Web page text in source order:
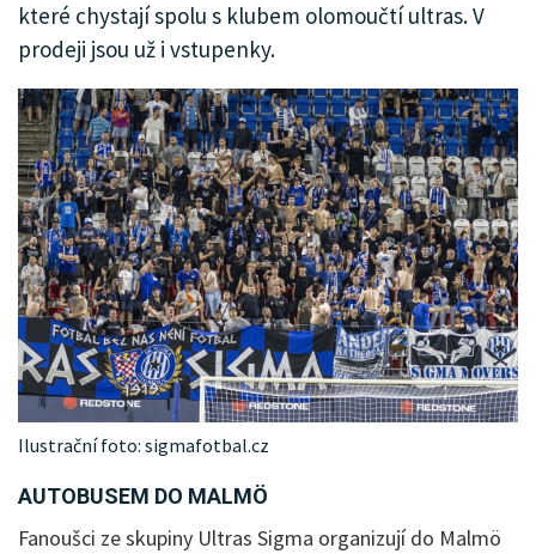
které chystají spolu s klubem olomoučtí ultras. V
prodeji jsou už i vstupenky.
Ilustrační foto: sigmafotbal.cz
AUTOBUSEM DO MALMÖ
Fanoušci ze skupiny Ultras Sigma organizují do Malmö